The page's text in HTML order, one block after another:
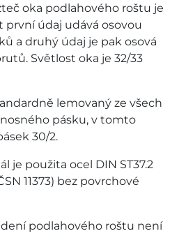
oka podlahového roštu je
první údaj udává osovou
a druhý údaj je pak osová
Světlost oka je 32/33
lemovaný ze všech
pásku, v tomto
30/2.
je použita ocel DIN ST37.2
11373) bez povrchové
podlahového roštu není